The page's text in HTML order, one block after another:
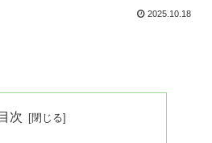
2025.10.18
目次